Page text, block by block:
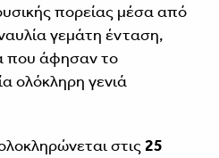
πορείας μέσα από
γεμάτη ένταση,
που άφησαν το
ολόκληρη γενιά
στις 25